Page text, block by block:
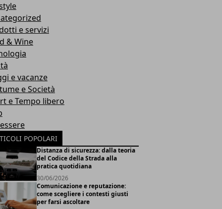
e servizi
& Wine
e vacanze
e Società
e Tempo libero
POPOLARI
Distanza di sicurezza: dalla teoria
del Codice della Strada alla
pratica quotidiana
30/06/2026
Comunicazione e reputazione:
come scegliere i contesti giusti
per farsi ascoltare